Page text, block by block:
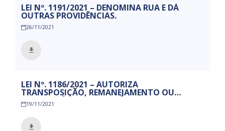
LEI Nº. 1191/2021 – DENOMINA RUA E DÁ
OUTRAS PROVIDÊNCIAS.
26/11/2021
LEI Nº. 1186/2021 – AUTORIZA
TRANSPOSIÇÃO, REMANEJAMENTO OU
TRANSFERÊNCIA EM RECURSOS DO
ORÇAMENTO ENTRE AS UNIDADES GESTORAS
PREFEITURA MUNICIPAL, FUNDO MUNICIPAL
DE SAÚDE E SUPERINTENDÊNCIA MUNICIPAL
19/11/2021